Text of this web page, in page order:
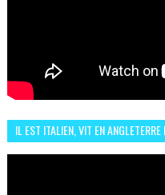
IL EST ITALIEN, VIT EN